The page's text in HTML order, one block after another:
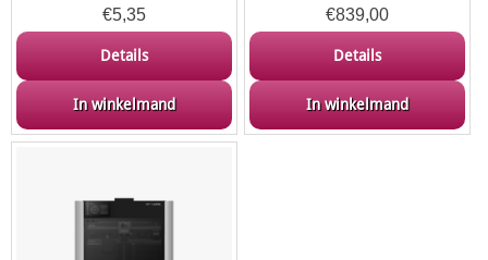
€5,35
Details
In winkelmand
€839,00
Details
In winkelmand